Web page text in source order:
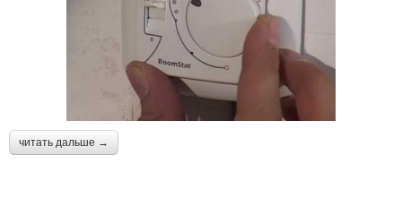
читать дальше →